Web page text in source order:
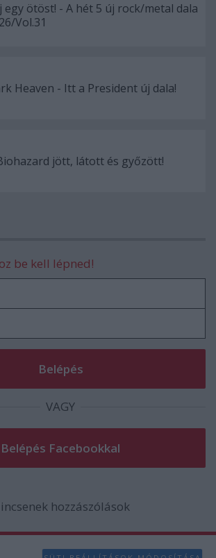
egy ötöst! - A hét 5 új rock/metal dala
Vol.31
Heaven - Itt a President új dala!
jött, látott és győzött!
be kell lépned!
VAGY
hozzászólások